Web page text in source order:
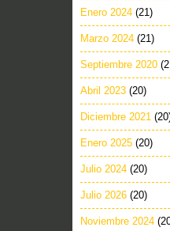
Enero 2024 (21)
Marzo 2024 (21)
Septiembre 2020
Abril 2023 (20)
Diciembre 2021
Enero 2025 (20)
Julio 2024 (20)
Julio 2026 (20)
Noviembre 2024